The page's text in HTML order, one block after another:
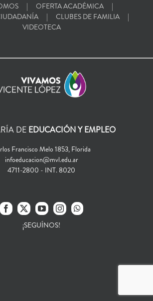
OFERTA ACADÉMICA
CLUBES DE FAMILIA
VIDEOTECA
DE EDUCACIÓN Y EMPLEO
Francisco Melo 1853, Florida
infoeducacion@mvl.edu.ar
4711-2800 - INT. 8020
¡SEGUÍNOS!